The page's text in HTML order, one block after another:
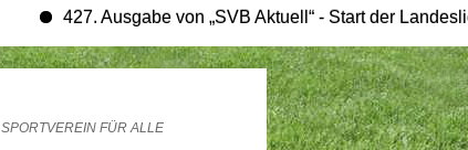
427. Ausgabe von „SVB Aktuell“ - Start der
SPORTVEREIN FÜR ALLE